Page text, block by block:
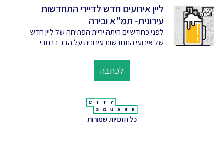
ליין אירועים חדש לדיירי התחדשות
עירונית- תמ"א ובירה
לפני כחודשיים היתה יריית הפתיחה של ליין חדש
של אירועי התחדשות עירונית על הבר ברחבי
לכתבה
כל הזכויות שמורות